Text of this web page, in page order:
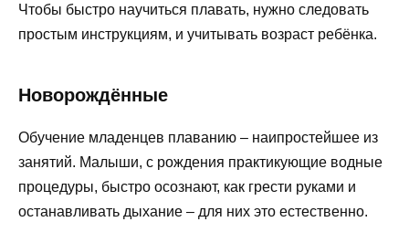
Чтобы быстро научиться плавать, нужно следовать
простым инструкциям, и учитывать возраст ребёнка.
Новорождённые
Обучение младенцев плаванию – наипростейшее из
занятий. Малыши, с рождения практикующие водные
процедуры, быстро осознают, как грести руками и
останавливать дыхание – для них это естественно.